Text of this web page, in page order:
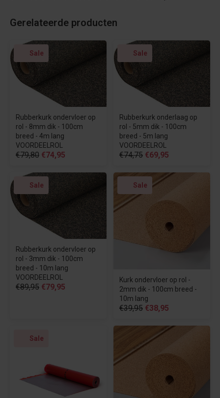
Gerelateerde producten
Sale
Rubberkurk ondervloer op
rol - 8mm dik - 100cm
breed - 4m lang
VOORDEELROL
€79,80 €74,95
Sale
Rubberkurk onderlaag op
rol - 5mm dik - 100cm
breed - 5m lang
VOORDEELROL
€74,75 €69,95
Sale
Rubberkurk ondervloer op
rol - 3mm dik - 100cm
breed - 10m lang
VOORDEELROL
€89,95 €79,95
Sale
Kurk ondervloer op rol -
2mm dik - 100cm breed -
10m lang
€39,95 €38,95
Sale